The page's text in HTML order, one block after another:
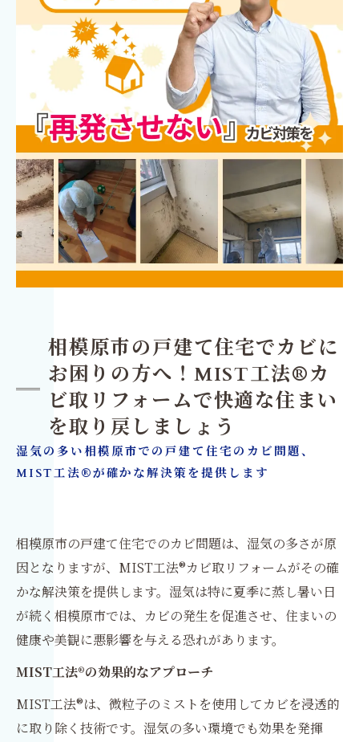
相模原市の戸建て住宅でカビに
お困りの方へ！MIST工法®カ
ビ取リフォームで快適な住まい
を取り戻しましょう
湿気の多い相模原市での戸建て住宅のカビ問題、
MIST工法®が確かな解決策を提供します
相模原市の戸建て住宅でのカビ問題は、湿気の多さが原
因となりますが、MIST工法®カビ取リフォームがその確
かな解決策を提供します。湿気は特に夏季に蒸し暑い日
が続く相模原市では、カビの発生を促進させ、住まいの
健康や美観に悪影響を与える恐れがあります。
MIST工法®の効果的なアプローチ
MIST工法®は、微粒子のミストを使用してカビを浸透的
に取り除く技術です。湿気の多い環境でも効果を発揮